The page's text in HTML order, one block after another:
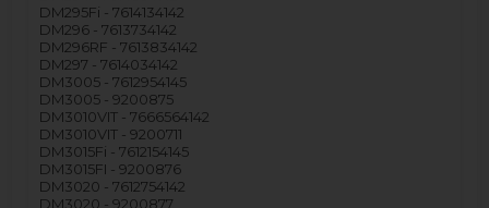
DM295Fi - 7614134142
DM296 - 7613734142
DM296RF - 7613834142
DM297 - 7614034142
DM3005 - 7612954145
DM3005 - 9200875
DM3010VIT - 7666564142
DM3010VIT - 9200711
DM3015Fi - 7612154145
DM3015FI - 9200876
DM3020 - 7612754142
DM3020 - 9200877